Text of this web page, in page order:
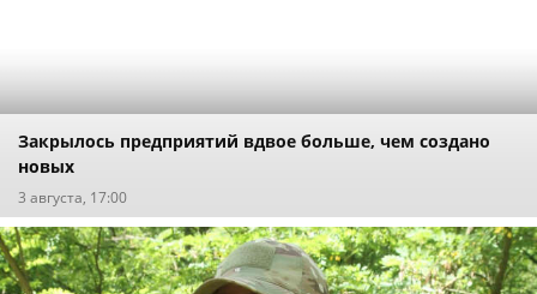
Закрылось предприятий вдвое больше, чем создано
новых
3 августа, 17:00